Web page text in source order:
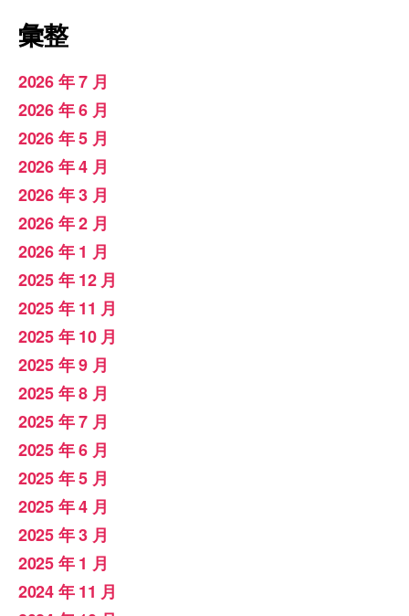
彙整
2026 年 7 月
2026 年 6 月
2026 年 5 月
2026 年 4 月
2026 年 3 月
2026 年 2 月
2026 年 1 月
2025 年 12 月
2025 年 11 月
2025 年 10 月
2025 年 9 月
2025 年 8 月
2025 年 7 月
2025 年 6 月
2025 年 5 月
2025 年 4 月
2025 年 3 月
2025 年 1 月
2024 年 11 月